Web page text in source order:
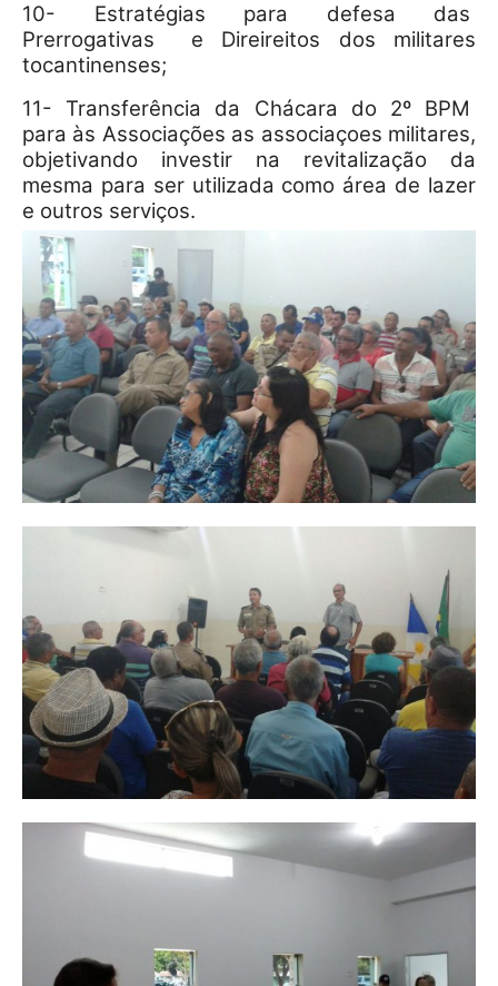
10- Estratégias para defesa das
Prerrogativas e Direireitos dos militares
tocantinenses;
11- Transferência da Chácara do 2º BPM
para às Associações as associaçoes militares,
objetivando investir na revitalização da
mesma para ser utilizada como área de lazer
e outros serviços.